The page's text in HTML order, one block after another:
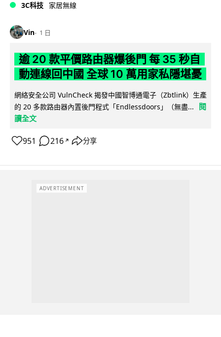
3C科技 家居無線
Vin 1 日
逾 20 款平價路由器爆後門 每 35 秒自
動連線回中國 全球 10 萬用家私隱堪憂
網絡安全公司 VulnCheck 揭發中國智博通電子（Zbtlink）生產
的 20 多款路由器內置後門程式「Endlessdoors」（無盡...
閱
讀全文
951 216 ↗ 分享
ADVERTISEMENT